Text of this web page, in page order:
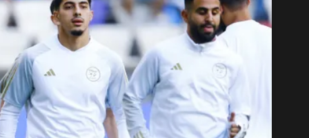
Clubs
Classement
Paris sportifs